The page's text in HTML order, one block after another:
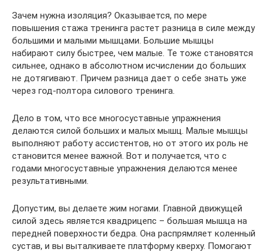
Зачем нужна изоляция? Оказывается, по мере
повышения стажа тренинга растет разница в силе между
большими и малыми мышцами. Большие мышцы
набирают силу быстрее, чем малые. Те тоже становятся
сильнее, однако в абсолютном исчислении до больших
не дотягивают. Причем разница дает о себе знать уже
через год-полтора силового тренинга.
Дело в том, что все многосуставные упражнения
делаются силой больших и малых мышц. Малые мышцы
выполняют работу ассистентов, но от этого их роль не
становится менее важной. Вот и получается, что с
годами многосуставные упражнения делаются менее
результативными.
Допустим, вы делаете жим ногами. Главной движущей
силой здесь является квадрицепс – большая мышца на
передней поверхности бедра. Она распрямляет коленный
сустав, и вы выталкиваете платформу кверху. Помогают